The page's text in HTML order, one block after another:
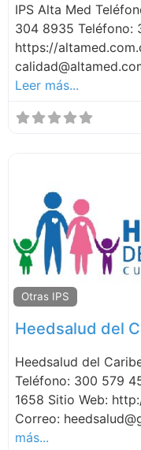
IPS Alta Med
304 8935 Teléfono:
https://
Leer más...
Otras IPS
Heedsalud del
Heedsalud del
Teléfono: 300 579
1658 Sitio Web:
Correo:
más...